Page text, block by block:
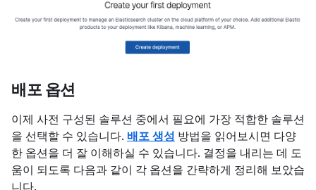
배포 옵션
이제 사전 구성된 솔루션 중에서 필요에 가장 적합한 솔루션
을 선택할 수 있습니다. 배포 생성 방법을 읽어보시면 다양
한 옵션을 더 잘 이해하실 수 있습니다. 결정을 내리는 데 도
움이 되도록 다음과 같이 각 옵션을 간략하게 정리해 보았습
니다.